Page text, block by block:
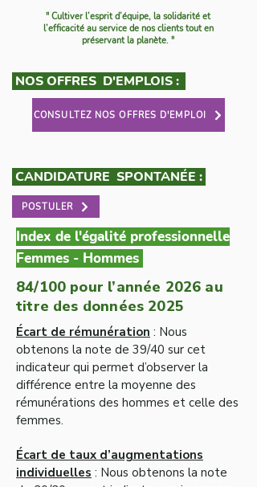
" Cultiver l’esprit d’équipe, la solidarité et
l’efficacité au service de nos clients tout en
préservant la planète. "
NOS OFFRES D'EMPLOIS :
CONSULTEZ NOS OFFRES D'EMPLOI
CANDIDATURE SPONTANÉE :
POSTULER
Index de l'égalité professionnelle
Femmes - Hommes
84/100 pour l’année 2026 au
titre des données 2025
Écart de rémunération : Nous
obtenons la note de 39/40 sur cet
indicateur qui permet d’observer la
différence entre la moyenne des
rémunérations des hommes et celle des
femmes.
Écart de taux d’augmentations
individuelles : Nous obtenons la note